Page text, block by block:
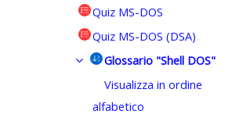
Quiz MS-DOS
Quiz MS-DOS (DSA)
Glossario "Shell DOS"
Visualizza in ordine
alfabetico